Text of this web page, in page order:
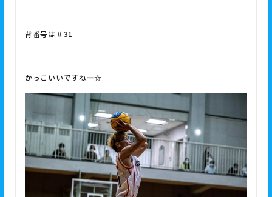
背番号は＃31
かっこいいですねー☆